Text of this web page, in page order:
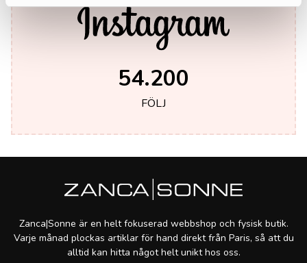
54.200
FÖLJ
Zanca|Sonne är en helt fokuserad webbshop och fysisk butik.
Varje månad plockas artiklar för hand direkt från Paris, så att du
alltid kan hitta något helt unikt hos oss.